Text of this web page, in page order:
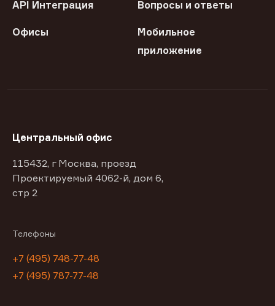
API Интеграция Вопросы и ответы
Офисы
Мобильное
приложение
Центральный офис
115432, г Москва, проезд
Проектируемый 4062-й, дом 6,
стр 2
Телефоны
+7 (495) 748-77-48
+7 (495) 787-77-48